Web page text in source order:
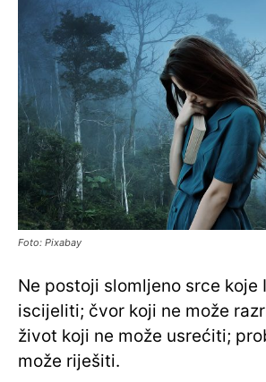
Foto: Pixabay
Ne postoji slomljeno srce koje
iscijeliti; čvor koji ne može
život koji ne može usrećiti;
može riješiti.